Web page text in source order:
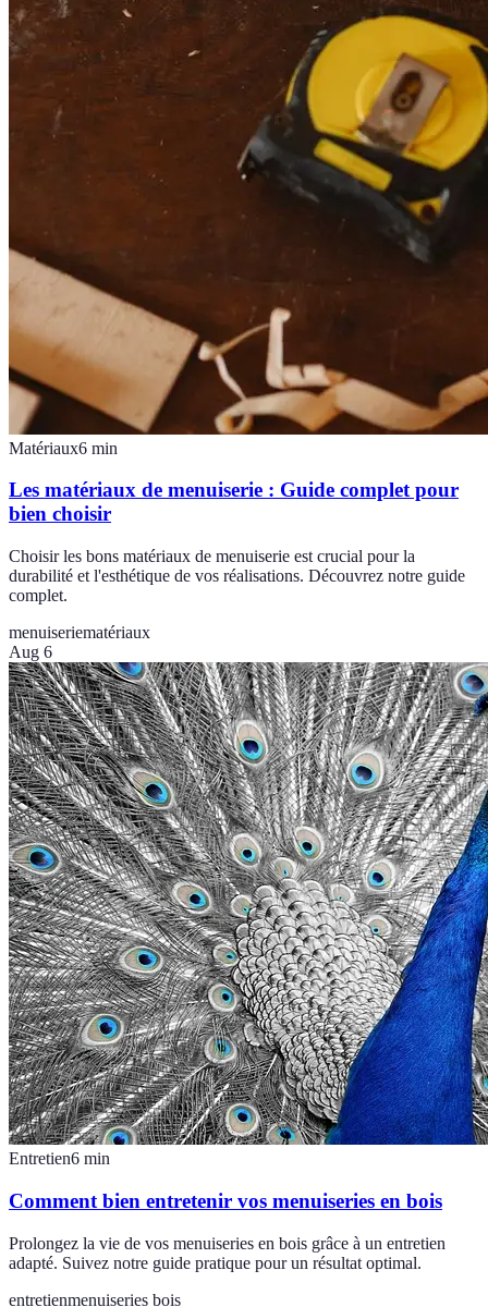
Matériaux6 min
Les matériaux de menuiserie : Guide complet pour
bien choisir
Choisir les bons matériaux de menuiserie est crucial pour la
durabilité et l'esthétique de vos réalisations. Découvrez notre guide
complet.
menuiseriematériaux
Aug 6
Entretien6 min
Comment bien entretenir vos menuiseries en bois
Prolongez la vie de vos menuiseries en bois grâce à un entretien
adapté. Suivez notre guide pratique pour un résultat optimal.
entretienmenuiseries bois